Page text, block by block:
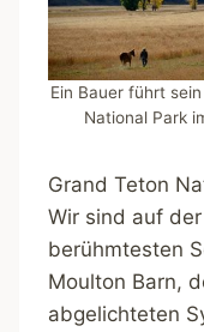
Ein Bauer führt
National Park
Grand Teton
Wir sind auf
berühmtesten
Moulton Barn,
abgelichteten